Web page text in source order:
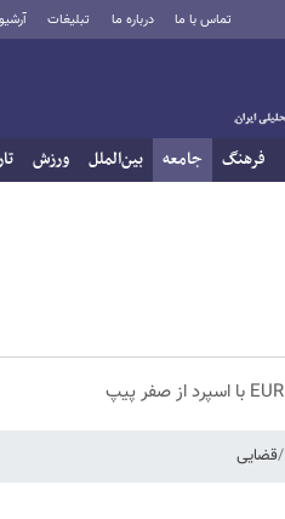
تماس با ما درباره ما تبلیغات آرشیو
فرهنگ جامعه بین‌الملل ورزش
قضایی